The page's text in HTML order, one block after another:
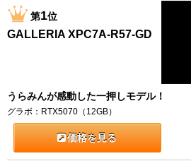
第1位
GALLERIA XPC7A-R57-GD
うらみんが感動した一押しモデル！
グラボ：RTX5070（12GB）
価格を見る